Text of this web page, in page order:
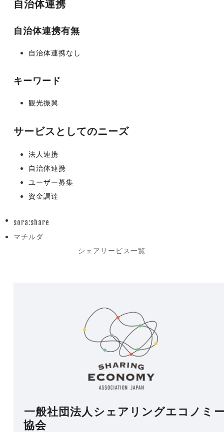
自治体連携
自治体連携有無
自治体連携なし
キーワード
観光振興
サービスとしてのニーズ
法人連携
自治体連携
ユーザー募集
資金調達
post:
sora:share
next
マチルダ
シェアサービス一覧
一般社団法人シェアリングエコノミ
協会